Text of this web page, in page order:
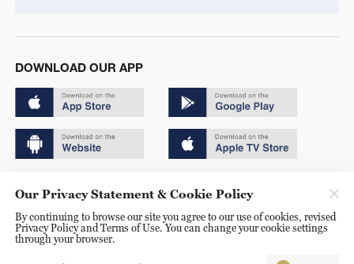
DOWNLOAD OUR APP
京ICP备20000184号
京公网安备 11010502050052号
Our Privacy Statement & Cookie Policy
By continuing to browse our site you agree to our use of cookies, revised
Privacy Policy and Terms of Use. You can change your cookie settings
through your browser.